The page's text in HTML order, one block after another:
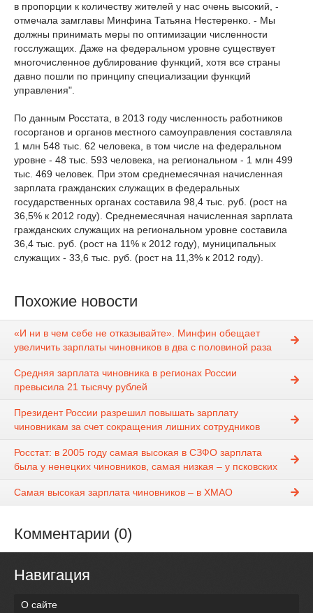
в пропорции к количеству жителей у нас очень высокий, -
отмечала замглавы Минфина Татьяна Нестеренко. - Мы
должны принимать меры по оптимизации численности
госслужащих. Даже на федеральном уровне существует
многочисленное дублирование функций, хотя все страны
давно пошли по принципу специализации функций
управления".
По данным Росстата, в 2013 году численность работников
госорганов и органов местного самоуправления составляла
1 млн 548 тыс. 62 человека, в том числе на федеральном
уровне - 48 тыс. 593 человека, на региональном - 1 млн 499
тыс. 469 человек. При этом среднемесячная начисленная
зарплата гражданских служащих в федеральных
государственных органах составила 98,4 тыс. руб. (рост на
36,5% к 2012 году). Среднемесячная начисленная зарплата
гражданских служащих на региональном уровне составила
36,4 тыс. руб. (рост на 11% к 2012 году), муниципальных
служащих - 33,6 тыс. руб. (рост на 11,3% к 2012 году).
Похожие новости
«И ни в чем себе не отказывайте». Минфин обещает
увеличить зарплаты чиновников в два с половиной раза
Средняя зарплата чиновника в регионах России
превысила 21 тысячу рублей
Президент России разрешил повышать зарплату
чиновникам за счет сокращения лишних сотрудников
Росстат: в 2005 году самая высокая в СЗФО зарплата
была у ненецких чиновников, самая низкая – у псковских
Самая высокая зарплата чиновников – в ХМАО
Комментарии (0)
Навигация
О сайте